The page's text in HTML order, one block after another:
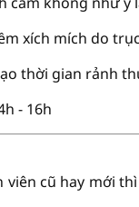
xích mích do
thời gian rảnh
- 16h
viên cũ hay mới